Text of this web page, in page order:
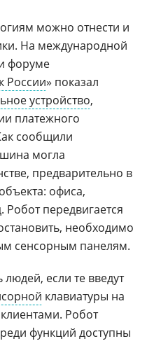
можно отнести и
На международной
форуме
России» показал
устройство,
платежного
сообщили
могла
предварительно в
офиса,
передвигается
необходимо
сенсорным панелям.
если те введут
клавиатуры на
Робот
функций доступны